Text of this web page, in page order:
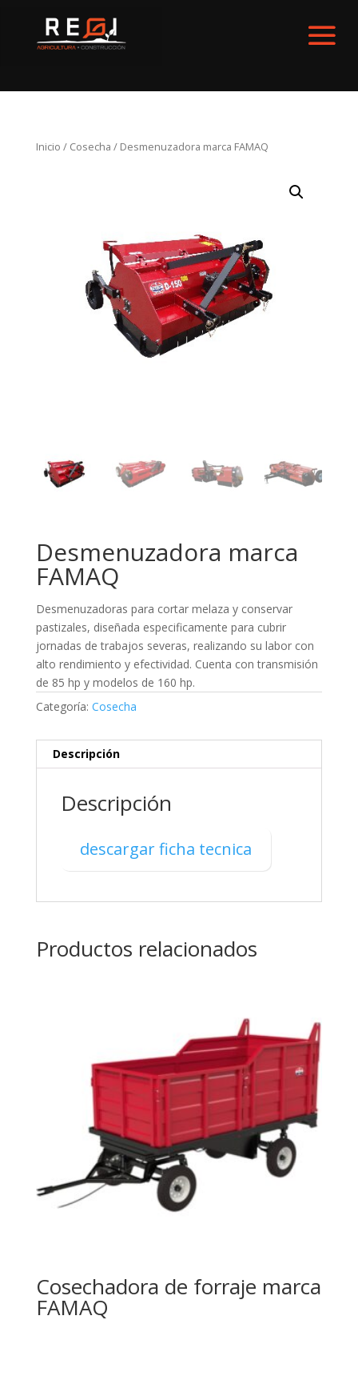
Inicio / Cosecha / Desmenuzadora marca FAMAQ
Desmenuzadora marca
FAMAQ
Desmenuzadoras para cortar melaza y conservar
pastizales, diseñada especificamente para cubrir
jornadas de trabajos severas, realizando su labor con
alto rendimiento y efectividad. Cuenta con transmisión
de 85 hp y modelos de 160 hp.
Categoría: Cosecha
Descripción
Descripción
descargar ficha tecnica
Productos relacionados
Cosechadora de forraje marca
FAMAQ